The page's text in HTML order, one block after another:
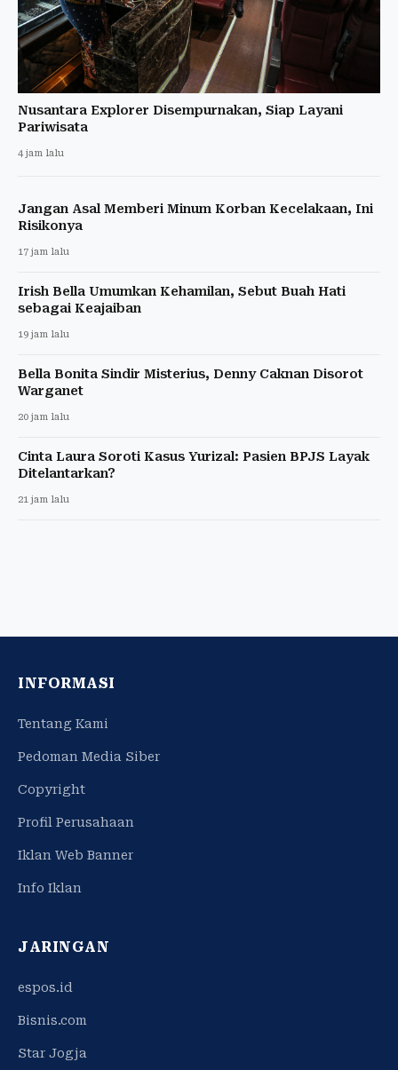
Nusantara Explorer Disempurnakan, Siap Layani
Pariwisata
4 jam lalu
Jangan Asal Memberi Minum Korban Kecelakaan, Ini
Risikonya
17 jam lalu
Irish Bella Umumkan Kehamilan, Sebut Buah Hati
sebagai Keajaiban
19 jam lalu
Bella Bonita Sindir Misterius, Denny Caknan Disorot
Warganet
20 jam lalu
Cinta Laura Soroti Kasus Yurizal: Pasien BPJS Layak
Ditelantarkan?
21 jam lalu
INFORMASI
Tentang Kami
Pedoman Media Siber
Copyright
Profil Perusahaan
Iklan Web Banner
Info Iklan
JARINGAN
espos.id
Bisnis.com
Star Jogja